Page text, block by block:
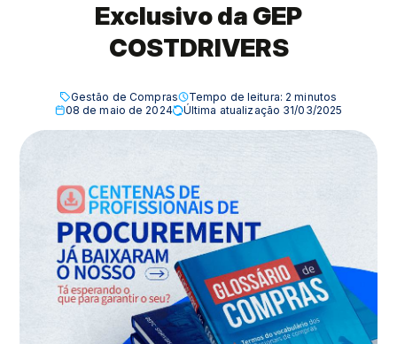
Exclusivo da GEP
COSTDRIVERS
Gestão de Compras Tempo de leitura: 2 minutos
08 de maio de 2024
Última atualização 31/03/2025